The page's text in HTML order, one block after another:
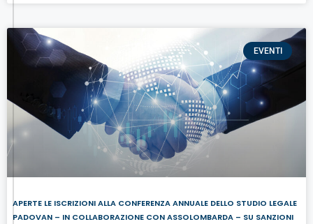
EVENTI
APERTE LE ISCRIZIONI ALLA CONFERENZA ANNUALE DELLO STUDIO LEGALE
PADOVAN – IN COLLABORAZIONE CON ASSOLOMBARDA – SU SANZIONI